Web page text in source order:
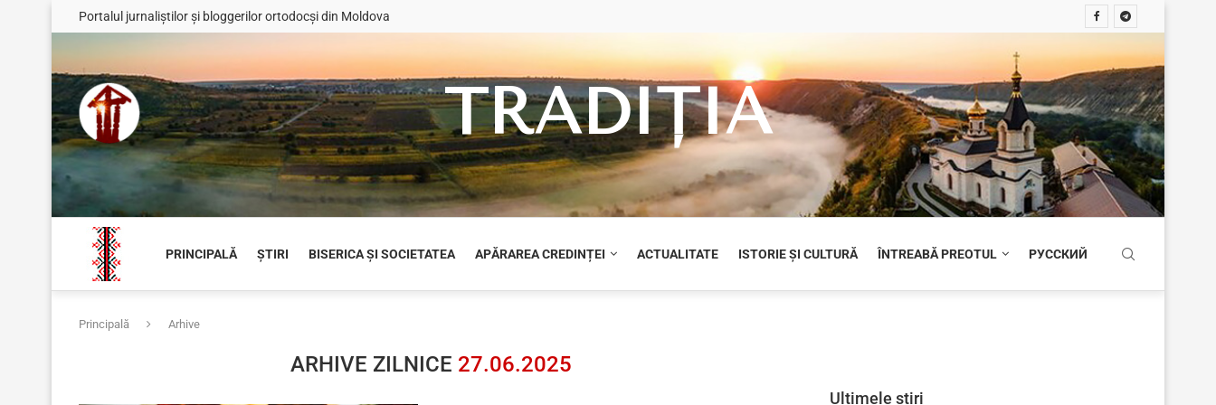
Portalul jurnaliștilor și bloggerilor ortodocși din Moldova
TRADIȚIA
PRINCIPALĂ ȘTIRI BISERICA ȘI SOCIETATEA APĂRAREA CREDINȚEI ACTUALITATE ISTORIE ȘI CULTURĂ ÎNTREABĂ PREOTUL РУССКИЙ
Principală Arhive
ARHIVE ZILNICE 27.06.2025
Ultimele știri